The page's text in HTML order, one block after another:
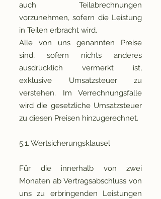
auch Teilabrechnungen
vorzunehmen, sofern die Leistung
in Teilen erbracht wird.
Alle von uns genannten Preise
sind, sofern nichts anderes
ausdrücklich vermerkt ist,
exklusive Umsatzsteuer zu
verstehen. Im Verrechnungsfalle
wird die gesetzliche Umsatzsteuer
zu diesen Preisen hinzugerechnet.
5.1. Wertsicherungsklausel
Für die innerhalb von zwei
Monaten ab Vertragsabschluss von
uns zu erbringenden Leistungen